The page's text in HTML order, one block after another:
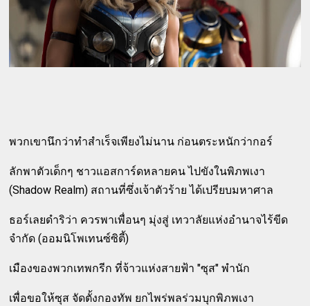
พวกเขานึกว่าทำสำเร็จเพียงไม่นาน ก่อนตระหนักว่ากอร์
ลักพาตัวเด็กๆ ชาวแอสการ์ดหลายคน ไปขังในพิภพเงา
(Shadow Realm) สถานที่ซึ่งเจ้าตัวร้าย ได้เปรียบมหาศาล
ธอร์เลยดำริว่า ควรพาเพื่อนๆ มุ่งสู่ เทวาลัยแห่งอำนาจไร้ขีด
จำกัด (ออมนิโพเทนซ์ซิตี้)
เมืองของพวกเทพกรีก ที่จ้าวแห่งสายฟ้า "ซุส" พำนัก
เพื่อขอให้ซุส จัดตั้งกองทัพ ยกไพร่พลร่วมบุกพิภพเงา